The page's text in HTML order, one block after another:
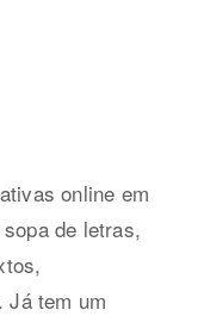
online em
de letras,
Já tem um